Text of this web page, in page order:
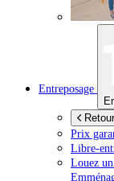
Entreposage
Prix
Libre-
Louez